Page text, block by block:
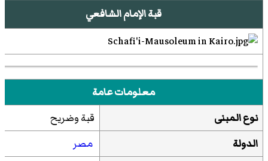
قبة الإمام الشافعي
معلومات عامة
نوع المبنى
قبة وضريح
الدولة
مصر